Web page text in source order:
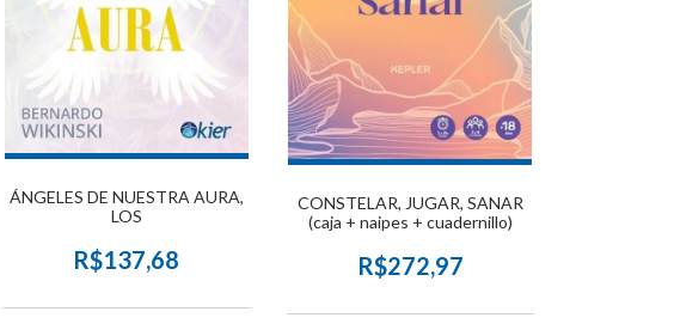
ÁNGELES DE NUESTRA AURA,
LOS
R$137,68
CONSTELAR, JUGAR, SANAR
(caja + naipes + cuadernillo)
R$272,97